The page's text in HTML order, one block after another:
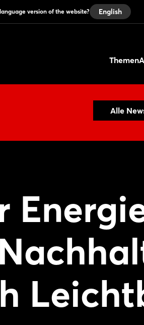
version of the website? English
Themen
Alle